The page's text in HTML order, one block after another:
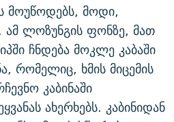
მოუწოდებს, მოდი,
ლოზუნგის ფონზე, მათ
ჩნდება მოკლე კაბაში
რომელიც, ხმის მიცემის
კაბინაში
ახერხებს. კაბინიდან